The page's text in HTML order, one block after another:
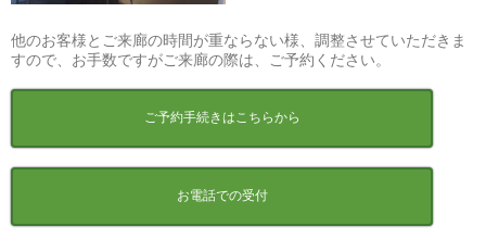
他のお客様とご来廊の時間が重ならない様、調整させていただきま
すので、お手数ですがご来廊の際は、ご予約ください。
ご予約手続きはこちらから
お電話での受付